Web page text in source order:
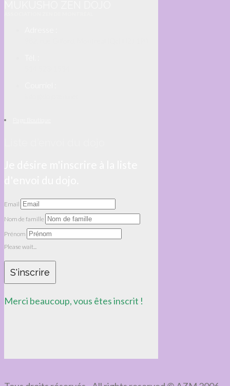
Email
Nom de famille
Prénom
Please wait...
S'inscrire
Merci beaucoup, vous êtes inscrit !